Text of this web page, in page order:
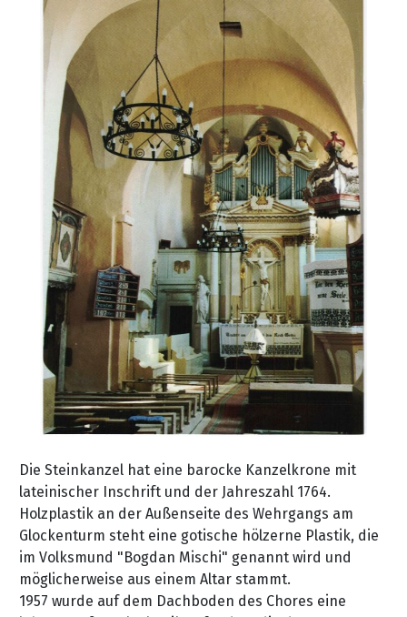
Die Steinkanzel hat eine barocke Kanzelkrone mit
lateinischer Inschrift und der Jahreszahl 1764.
Holzplastik an der Außenseite des Wehrgangs am
Glockenturm steht eine gotische hölzerne Plastik, die
im Volksmund "Bogdan Mischi" genannt wird und
möglicherweise aus einem Altar stammt.
1957 wurde auf dem Dachboden des Chores eine